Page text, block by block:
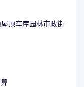
顶车库园林市政街